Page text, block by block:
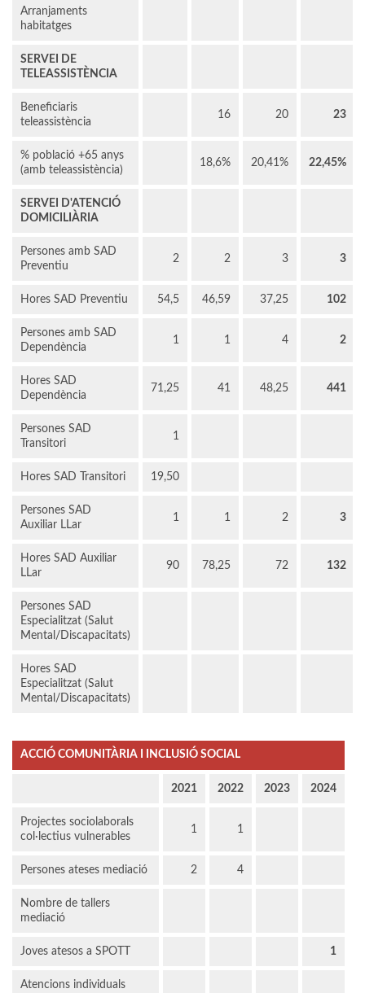
Arranjaments
habitatges
SERVEI DE
TELEASSISTÈNCIA
Beneficiaris
teleassistència
16 20 23
% població +65 anys
(amb teleassistència)
18,6% 20,41% 22,45%
SERVEI D'ATENCIÓ
DOMICILIÀRIA
Persones amb SAD
Preventiu
2 2 3 3
Hores SAD Preventiu 54,5 46,59 37,25 102
Persones amb SAD
Dependència
1 1 4 2
Hores SAD
Dependència
71,25 41 48,25 441
Persones SAD
Transitori
1
Hores SAD Transitori 19,50
Persones SAD
Auxiliar LLar
1 1 2 3
Hores SAD Auxiliar
LLar
90 78,25 72 132
Persones SAD
Especialitzat (Salut
Mental/Discapacitats)
Hores SAD
Especialitzat (Salut
Mental/Discapacitats)
ACCIÓ COMUNITÀRIA I INCLUSIÓ SOCIAL
2021 2022 2023 2024
Projectes sociolaborals
col·lectius vulnerables
1 1
Persones ateses mediació 2 4
Nombre de tallers
mediació
Joves atesos a SPOTT 1
Atencions individuals